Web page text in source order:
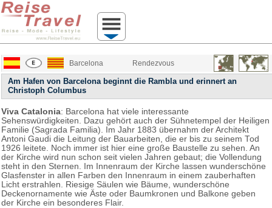
Barcelona Rendezvous
Am Hafen von Barcelona beginnt die Rambla und erinnert an
Christoph Columbus
Viva Catalonia: Barcelona hat viele interessante
Sehenswürdigkeiten. Dazu gehört auch der Sühnetempel der Heiligen
Familie (Sagrada Familia). Im Jahr 1883 übernahm der Architekt
Antoni Gaudi die Leitung der Bauarbeiten, die er bis zu seinem Tod
1926 leitete. Noch immer ist hier eine große Baustelle zu sehen. An
der Kirche wird nun schon seit vielen Jahren gebaut; die Vollendung
steht in den Sternen. Im Innenraum der Kirche lassen wunderschöne
Glasfenster in allen Farben den Innenraum in einem zauberhaften
Licht erstrahlen. Riesige Säulen wie Bäume, wunderschöne
Deckenornamente wie Äste oder Baumkronen und Balkone geben
der Kirche ein besonderes Flair.